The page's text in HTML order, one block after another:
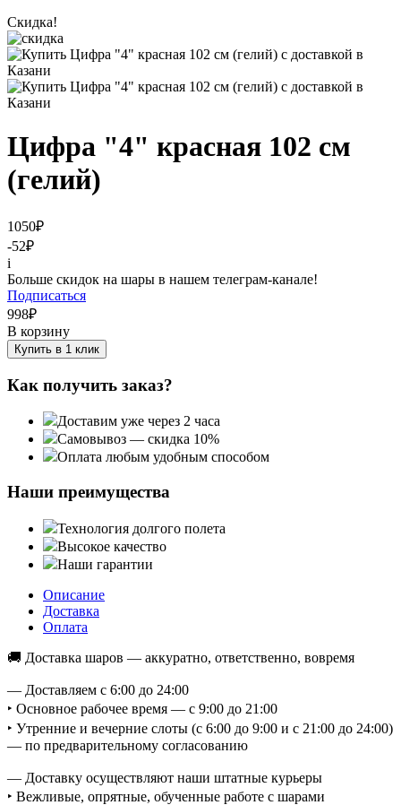
Скидка!
Цифра "4" красная 102 см
(гелий)
1050₽
-52₽
i
Больше скидок на шары в нашем телеграм-канале!
Подписаться
998₽
В корзину
Купить в 1 клик
Как получить заказ?
Доставим уже через 2 часа
Самовывоз — скидка 10%
Оплата любым удобным способом
Наши преимущества
Технология долгого полета
Высокое качество
Наши гарантии
Описание
Доставка
Оплата
🚚 Доставка шаров — аккуратно, ответственно, вовремя
— Доставляем с 6:00 до 24:00
‣ Основное рабочее время — с 9:00 до 21:00
‣ Утренние и вечерние слоты (с 6:00 до 9:00 и с 21:00 до 24:00)
— по предварительному согласованию
— Доставку осуществляют наши штатные курьеры
‣ Вежливые, опрятные, обученные работе с шарами